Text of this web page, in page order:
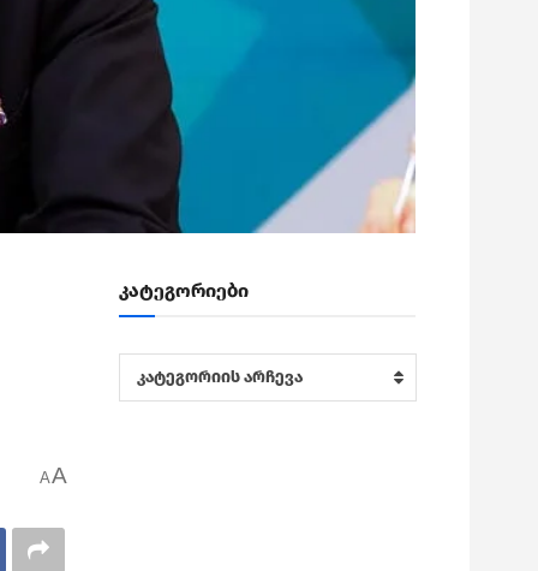
AA
კატეგორიები
კატეგორიები
კატეგორიის არჩევა